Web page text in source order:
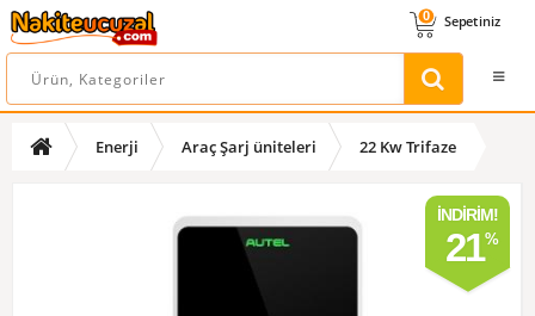
0 Sepetiniz
Enerji Araç Şarj üniteleri 22 Kw Trifaze
İNDIRIM!
21